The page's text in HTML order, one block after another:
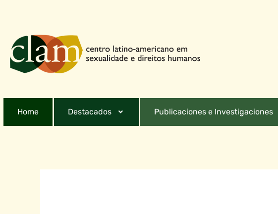
Home Destacados Publicaciones e Investigaciones